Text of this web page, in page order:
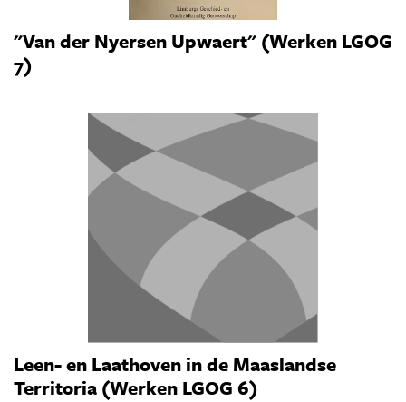
"Van der Nyersen Upwaert" (Werken LGOG
7)
Leen- en Laathoven in de Maaslandse
Territoria (Werken LGOG 6)